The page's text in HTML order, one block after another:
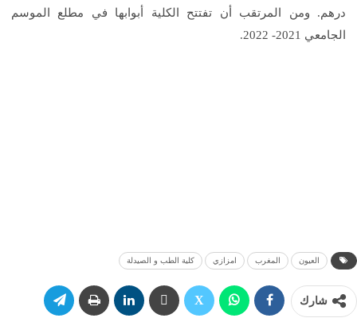
درهم. ومن المرتقب أن تفتتح الكلية أبوابها في مطلع الموسم
الجامعي 2021- 2022.
العيون المغرب امزازي كلية الطب و الصيدلة
شارك